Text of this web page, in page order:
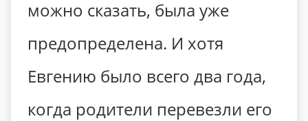
можно сказать, была уже
предопределена. И хотя
Евгению было всего два года,
когда родители перевезли его